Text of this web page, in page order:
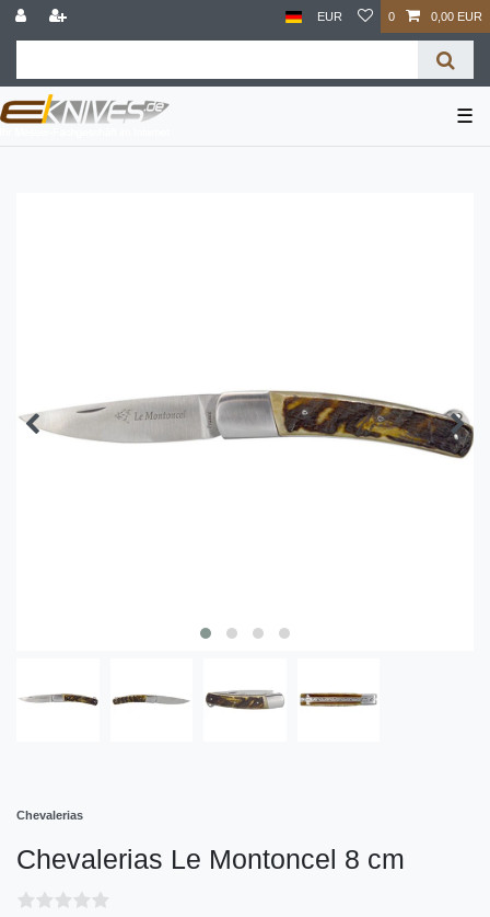
EUR 0 0,00 EUR
☰
Chevalerias
Chevalerias Le Montoncel 8 cm